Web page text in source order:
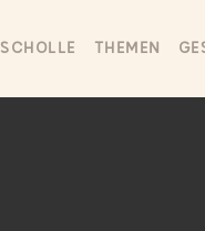
SCHOLLE THEMEN